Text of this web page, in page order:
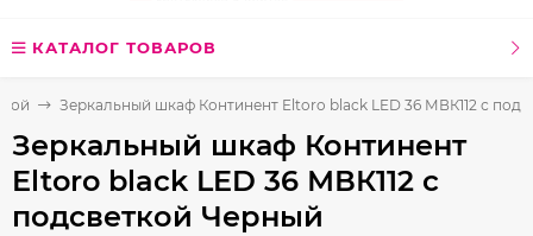
КАТАЛОГ ТОВАРОВ
Зеркальный шкаф Континент Eltoro black LED 36 МВК112 с
Зеркальный шкаф Континент
Eltoro black LED 36 МВК112 с
подсветкой Черный